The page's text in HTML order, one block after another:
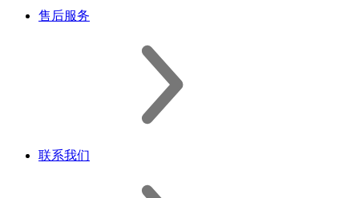
售后服务
联系我们